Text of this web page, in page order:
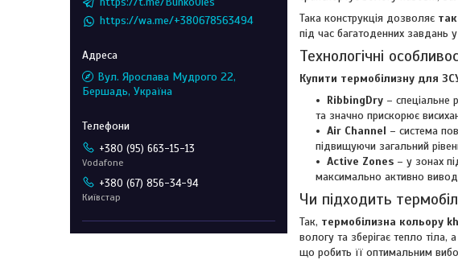
Така конструкція дозволяє
під час багатоденних завдань
Технологічні
Купити термобілизну для
RibbingDry – спеціальне
та значно прискорює
Air Channel – система
підвищуючи загальний
Active Zones – у зонах
максимально активно
Чи підходить
Так, термобілизна кольору
вологу та зберігає тепло
що робить її оптимальним
https://wa.me/+380678563494
Вул. Ярослава Мудрого 22,
Бершадь, Україна
+380 (95) 663-15-13
Vodafone
+380 (67) 856-34-94
Київстар